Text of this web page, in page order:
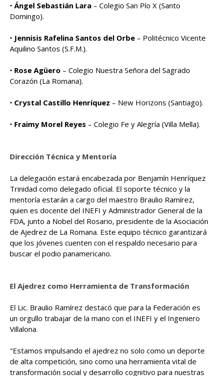
• Ángel Sebastián Lara – Colegio San Pío X (Santo
Domingo).
• Jennisis Rafelina Santos del Orbe – Politécnico Vicente
Aquilino Santos (S.F.M.).
• Rose Agüero – Colegio Nuestra Señora del Sagrado
Corazón (La Romana).
• Crystal Castillo Henríquez – New Horizons (Santiago).
• Fraimy Morel Reyes – Colegio Fe y Alegría (Villa Mella).
Dirección Técnica y Mentoría
La delegación estará encabezada por Benjamín Henríquez
Trinidad como delegado oficial. El soporte técnico y la
mentoría estarán a cargo del maestro Braulio Ramírez,
quien es docente del INEFI y Administrador General de la
FDA, junto a Nobel del Rosario, presidente de la Asociación
de Ajedrez de La Romana. Este equipo técnico garantizará
que los jóvenes cuenten con el respaldo necesario para
buscar el podio panamericano.
El Ajedrez como Herramienta de Transformación
El Lic. Braulio Ramírez destacó que para la Federación es
un orgullo trabajar de la mano con el INEFI y el Ingeniero
Villalona.
"Estamos impulsando el ajedrez no solo como un deporte
de alta competición, sino como una herramienta vital de
transformación social y desarrollo cognitivo para nuestras